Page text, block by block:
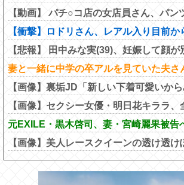
【動画】 パチ○コ店の女店員さん、パン
【衝撃】ロドリさん、レアル入り目前か
【悲報】 田中みな実(39)、妊娠して顔が
妻と一緒に中学の卒アルを見ていた夫さ
【画像】裏垢JD「新しい下着可愛いか
【画像】セクシー女優・明日花キララ、
元EXILE・黒木啓司、妻・宮崎麗果被告
【画像】美人レースクイーンの透け透け